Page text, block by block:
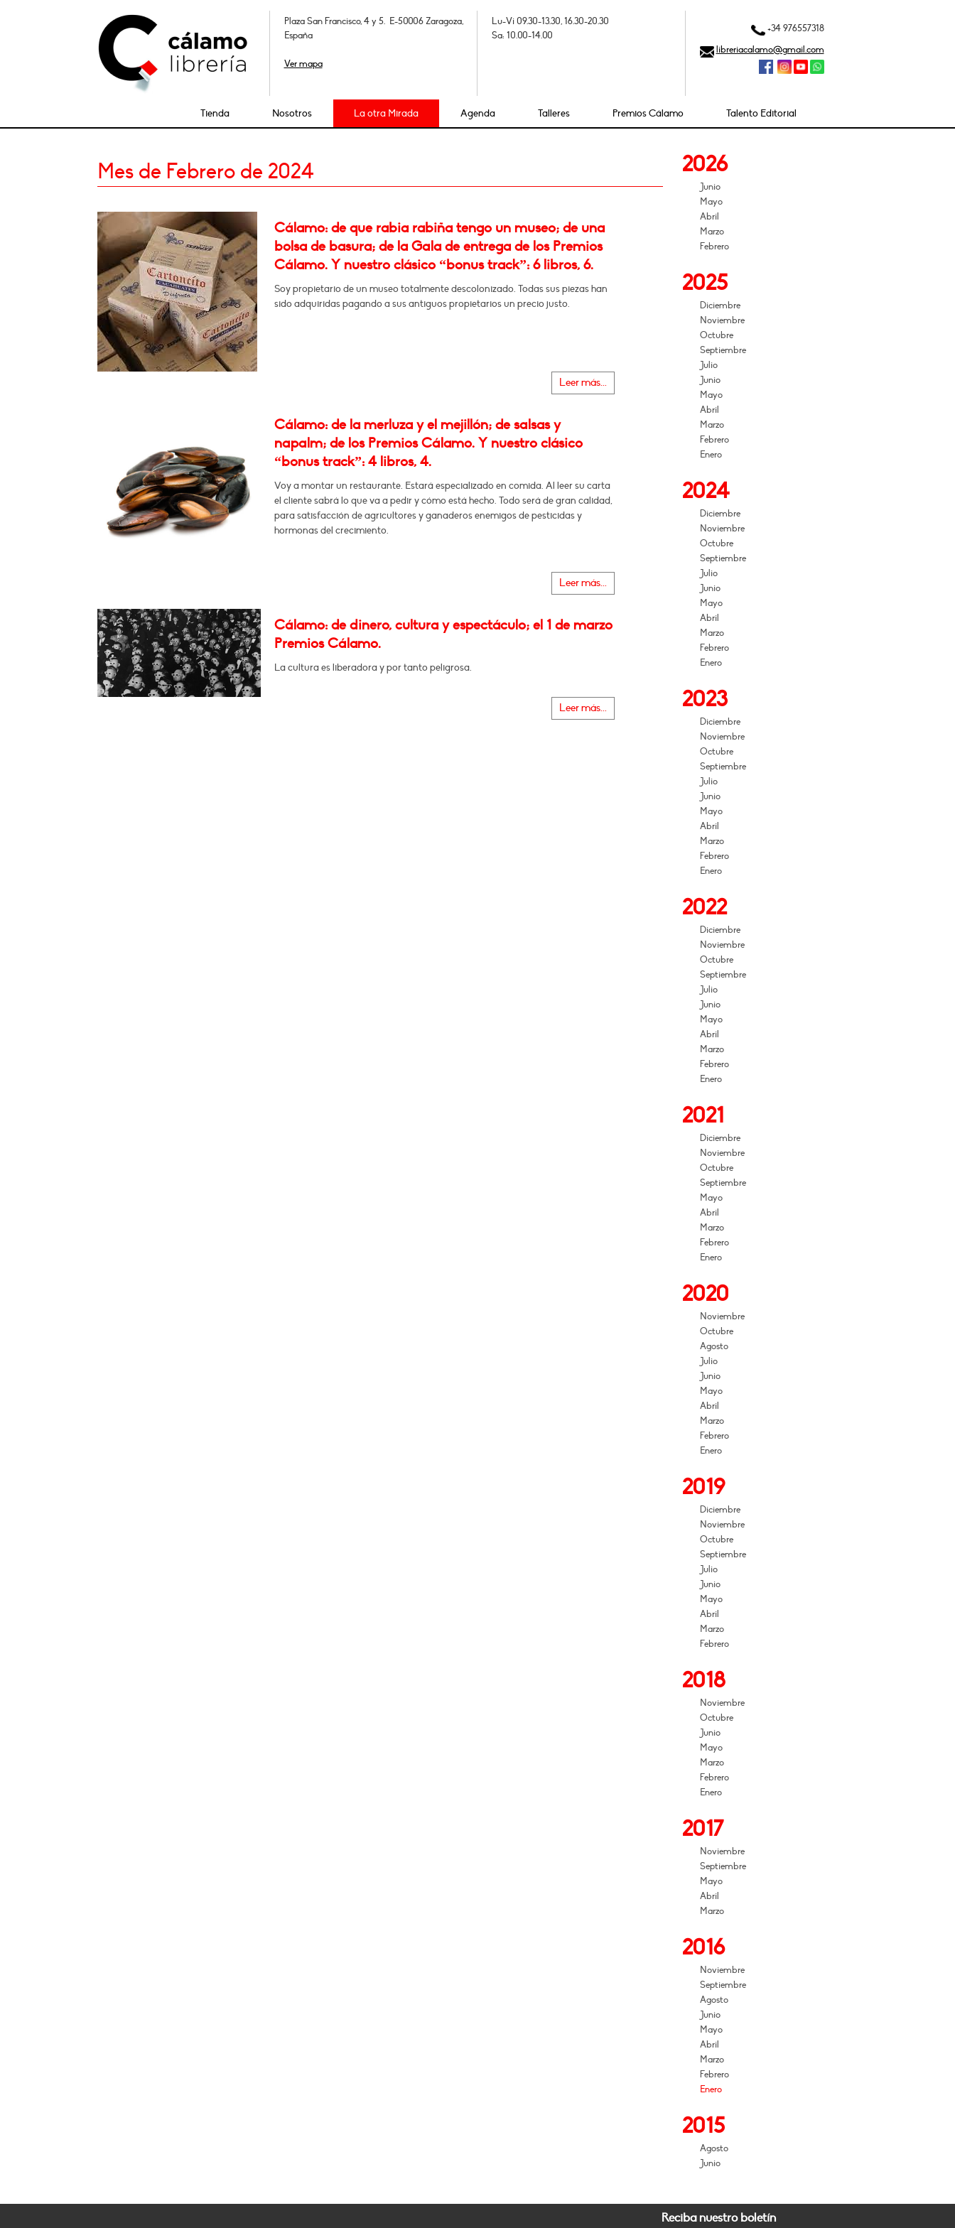
Plaza San Francisco, 4 y 5. E-50006 Zaragoza,
España
Ver mapa
Lu-Vi 09.30-13.30, 16.30-20.30
Sa: 10.00-14.00
+34 976557318
libreriacalamo@gmail.com
Tienda Nosotros La otra Mirada Agenda Talleres Premios Cálamo Talento Editorial
Mes de Febrero de 2024
Cálamo: de que rabia rabiña tengo un museo; de una
bolsa de basura; de la Gala de entrega de los Premios
Cálamo. Y nuestro clásico “bonus track”: 6 libros, 6.
Soy propietario de un museo totalmente descolonizado. Todas sus piezas han
sido adquiridas pagando a sus antiguos propietarios un precio justo.
Leer más...
Cálamo: de la merluza y el mejillón; de salsas y
napalm; de los Premios Cálamo. Y nuestro clásico
“bonus track”: 4 libros, 4.
Voy a montar un restaurante. Estará especializado en comida. Al leer su carta
el cliente sabrá lo que va a pedir y cómo está hecho. Todo será de gran calidad,
para satisfacción de agricultores y ganaderos enemigos de pesticidas y
hormonas del crecimiento.
Leer más...
Cálamo: de dinero, cultura y espectáculo; el 1 de marzo
Premios Cálamo.
La cultura es liberadora y por tanto peligrosa.
Leer más...
2026
Junio
Mayo
Abril
Marzo
Febrero
2025
Diciembre
Noviembre
Octubre
Septiembre
Julio
Junio
Mayo
Abril
Marzo
Febrero
Enero
2024
Diciembre
Noviembre
Octubre
Septiembre
Julio
Junio
Mayo
Abril
Marzo
Febrero
Enero
2023
Diciembre
Noviembre
Octubre
Septiembre
Julio
Junio
Mayo
Abril
Marzo
Febrero
Enero
2022
Diciembre
Noviembre
Octubre
Septiembre
Julio
Junio
Mayo
Abril
Marzo
Febrero
Enero
2021
Diciembre
Noviembre
Octubre
Septiembre
Mayo
Abril
Marzo
Febrero
Enero
2020
Noviembre
Octubre
Agosto
Julio
Junio
Mayo
Abril
Marzo
Febrero
Enero
2019
Diciembre
Noviembre
Octubre
Septiembre
Julio
Junio
Mayo
Abril
Marzo
Febrero
2018
Noviembre
Octubre
Junio
Mayo
Marzo
Febrero
Enero
2017
Noviembre
Septiembre
Mayo
Abril
Marzo
2016
Noviembre
Septiembre
Agosto
Junio
Mayo
Abril
Marzo
Febrero
Enero
2015
Agosto
Junio
Reciba nuestro boletín